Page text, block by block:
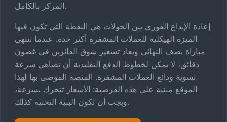
المركز بالكامل.
إعادة الإيداع الفوري بين الجولات هي النقطة التي تكون فيها
الميزة الهيكلية للعملات المشفرة أكثر حدة. عندما تنتهي
مباراة نصف النهائي ويعاد تسعير سوق الفائزين في غضون
دقائق، لا يمكن لخطوط الدفع التقليدية أن تضاهي سرعة
تسوية ودائع العملات المشفرة. المنصة الموصى بها لهذا
الموقع مبنية على هذه الفرضية: الأسعار تتحرك بسرعة،
ويجب أن تكون البنية التحتية كذلك.